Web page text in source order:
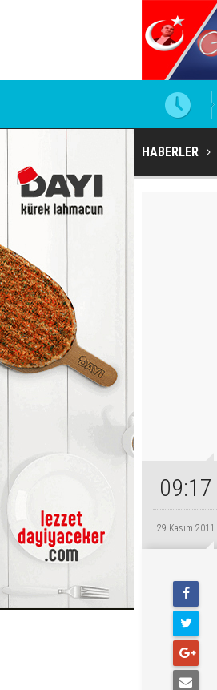
HABERLER
09:17
29 Kasım 2011